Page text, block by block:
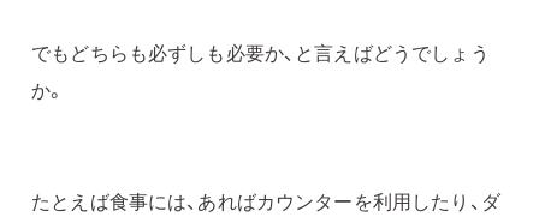
でもどちらも必ずしも必要か、と言えばどうでしょう
か。
たとえば食事には、あればカウンターを利用したり、ダ